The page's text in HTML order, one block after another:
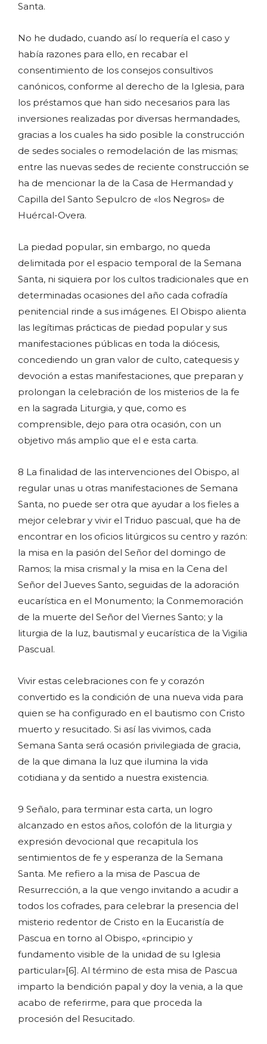
Santa.
No he dudado, cuando así lo requería el caso y
había razones para ello, en recabar el
consentimiento de los consejos consultivos
canónicos, conforme al derecho de la Iglesia, para
los préstamos que han sido necesarios para las
inversiones realizadas por diversas hermandades,
gracias a los cuales ha sido posible la construcción
de sedes sociales o remodelación de las mismas;
entre las nuevas sedes de reciente construcción se
ha de mencionar la de la Casa de Hermandad y
Capilla del Santo Sepulcro de «los Negros» de
Huércal-Overa.
La piedad popular, sin embargo, no queda
delimitada por el espacio temporal de la Semana
Santa, ni siquiera por los cultos tradicionales que en
determinadas ocasiones del año cada cofradía
penitencial rinde a sus imágenes. El Obispo alienta
las legítimas prácticas de piedad popular y sus
manifestaciones públicas en toda la diócesis,
concediendo un gran valor de culto, catequesis y
devoción a estas manifestaciones, que preparan y
prolongan la celebración de los misterios de la fe
en la sagrada Liturgia, y que, como es
comprensible, dejo para otra ocasión, con un
objetivo más amplio que el e esta carta.
8 La finalidad de las intervenciones del Obispo, al
regular unas u otras manifestaciones de Semana
Santa, no puede ser otra que ayudar a los fieles a
mejor celebrar y vivir el Triduo pascual, que ha de
encontrar en los oficios litúrgicos su centro y razón:
la misa en la pasión del Señor del domingo de
Ramos; la misa crismal y la misa en la Cena del
Señor del Jueves Santo, seguidas de la adoración
eucarística en el Monumento; la Conmemoración
de la muerte del Señor del Viernes Santo; y la
liturgia de la luz, bautismal y eucarística de la Vigilia
Pascual.
Vivir estas celebraciones con fe y corazón
convertido es la condición de una nueva vida para
quien se ha configurado en el bautismo con Cristo
muerto y resucitado. Si así las vivimos, cada
Semana Santa será ocasión privilegiada de gracia,
de la que dimana la luz que ilumina la vida
cotidiana y da sentido a nuestra existencia.
9 Señalo, para terminar esta carta, un logro
alcanzado en estos años, colofón de la liturgia y
expresión devocional que recapitula los
sentimientos de fe y esperanza de la Semana
Santa. Me refiero a la misa de Pascua de
Resurrección, a la que vengo invitando a acudir a
todos los cofrades, para celebrar la presencia del
misterio redentor de Cristo en la Eucaristía de
Pascua en torno al Obispo, «principio y
fundamento visible de la unidad de su Iglesia
particular»[6]. Al término de esta misa de Pascua
imparto la bendición papal y doy la venia, a la que
acabo de referirme, para que proceda la
procesión del Resucitado.